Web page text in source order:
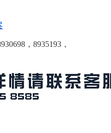
，8935193，